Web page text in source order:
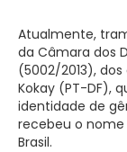
Atualmente,
da Câmara dos
(5002/2013), dos
Kokay (PT-DF),
identidade de
recebeu o
Brasil.